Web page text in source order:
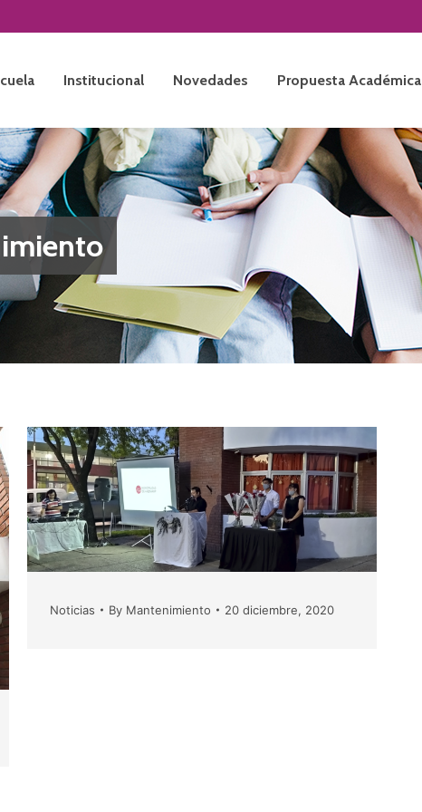
Institucional Novedades Propuesta Académica
Noticias By Mantenimiento 20 diciembre, 2020